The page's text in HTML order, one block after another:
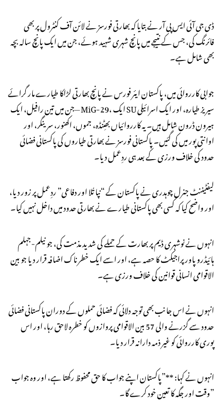
ڈی جی آئی ایس پی آر نے بتایا کہ بھارتی فورسز نے لائن آف کنٹرول پر بھی
فائرنگ کی، جس کے نتیجے میں پانچ شہری شہید ہوئے، جن میں ایک پانچ سالہ بچہ
بھی شامل ہے۔
جوابی کارروائی میں، پاکستان ایئر فورس نے پانچ بھارتی لڑاکا طیارے مار گرائے
—جن میں تین رافیل، ایک MiG-29، ایک SU سیریز طیارہ، اور ایک اسرائیلی
ہیرون ڈرون شامل ہیں۔ یہ کارروائیاں بھٹِنڈہ، جموں، اکھنور، سرینگر، اور
اوانتی پور میں کی گئیں۔ پاکستانی فورسز نے بھارتی طیاروں کی پاکستانی فضائی
حدود کی خلاف ورزی کے بعد ہی ردِعمل دیا۔
لیفٹیننٹ جنرل چوہدری نے پاکستان کے “نپا تُلا اور دفاعی” ردِعمل پر زور دیا،
اور واضح کیا کہ کسی بھی پاکستانی طیارے نے بھارتی حدود میں داخل نہیں کیا۔
انہوں نے نوشہری ڈیم پر بھارت کے حملے کی شدید مذمت کی، جو نیلم-جہلم
ہائیڈرو پاور پراجیکٹ کا حصہ ہے، اور اسے ایک خطرناک اضافہ قرار دیا جو بین
الاقوامی انسانی قوانین کی خلاف ورزی ہے۔
انہوں نے اس جانب بھی توجہ دلائی کہ فضائی حملوں کے دوران پاکستانی فضائی
حدود سے گزرنے والی 57 بین الاقوامی پروازوں کو خطرہ لاحق رہا، اور اس
پوری کارروائی کو غیر ذمہ دارانہ قرار دیا۔
انہوں نے کہا: **”پاکستان اپنے جواب کا حق محفوظ رکھتا ہے، اور وہ جواب
وقت اور جگہ کا تعین خود کرے گا۔”